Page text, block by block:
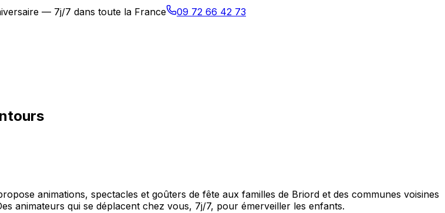
— 7j/7 dans toute la France 09 72 66 42 73
animations, spectacles et goûters de fête aux familles de Briord et des communes voisines
animateurs qui se déplacent chez vous, 7j/7, pour émerveiller les enfants.